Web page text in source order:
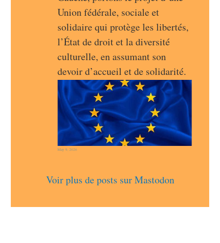
Union fédérale, sociale et
solidaire qui protège les libertés,
l’État de droit et la diversité
culturelle, en assumant son
devoir d’accueil et de solidarité.
May 9, 2026
Voir plus de posts sur Mastodon